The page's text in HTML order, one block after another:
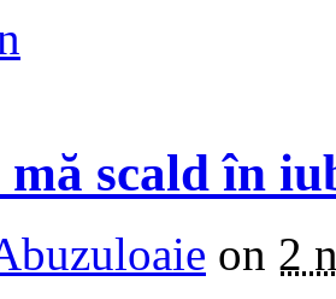
mă scald în
on 2